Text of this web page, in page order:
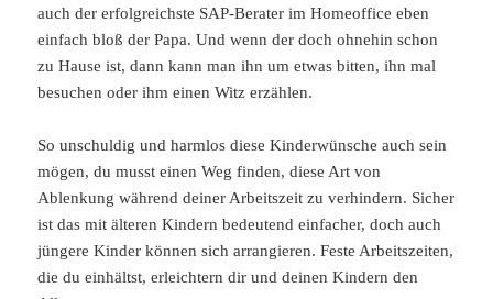
auch der erfolgreichste SAP-Berater im Homeoffice eben
einfach bloß der Papa. Und wenn der doch ohnehin schon
zu Hause ist, dann kann man ihn um etwas bitten, ihn mal
besuchen oder ihm einen Witz erzählen.
So unschuldig und harmlos diese Kinderwünsche auch sein
mögen, du musst einen Weg finden, diese Art von
Ablenkung während deiner Arbeitszeit zu verhindern. Sicher
ist das mit älteren Kindern bedeutend einfacher, doch auch
jüngere Kinder können sich arrangieren. Feste Arbeitszeiten,
die du einhältst, erleichtern dir und deinen Kindern den